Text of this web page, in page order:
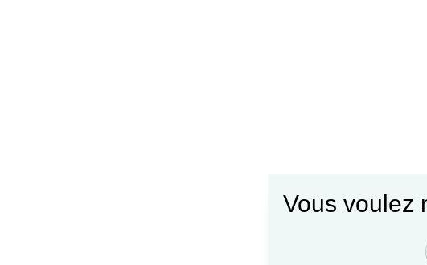
Vous voulez